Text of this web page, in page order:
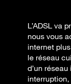
L’ADSL va
nous vous
internet
le réseau
d’un